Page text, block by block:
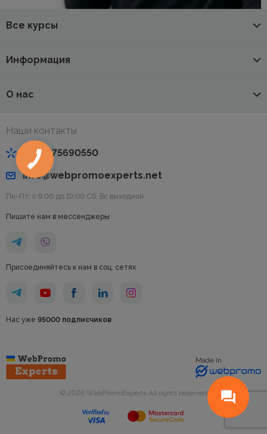
Все курсы
Информация
О нас
Наши контакты
+380675690550
info@webpromoexperts.net
Пн-Пт: с 9:00 до 19:00 Cб, Вс выходной
Пишите нам в мессенджеры
Присоединяйтесь к нам в соц. сетях
Нас уже 95000 подписчиков
Made in
© 2026 WebPromoExperts All rights reserved